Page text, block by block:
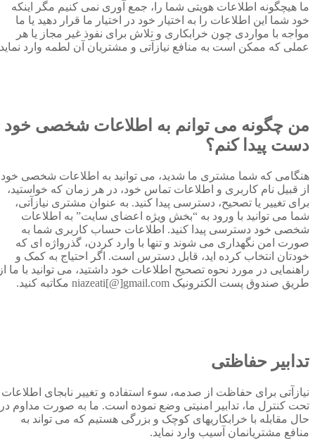
ما هیچگونه اطلاعات هویتی شما را، جمع آوری نمی کنیم مگر اینکه
خود شما این اطلاعات را به اختیار خود در اختیار ما قرار دهید یا ما
مواجه با مواردی چون خرابکاری و تلاش برای نفوذ غیر مجاز یا هر
عملی که ممکن است به منافع نیازآتی و مشتریان آن لطمه وارد نماید.
من چگونه می توانم به اطلاعات شخصی خود
دست پیدا کنم؟
هنگامی که شما مشتری ما شدید، می توانید به اطلاعات شخصی خود
از قبیل نام کاربری و اطلاعات تماس خود، در هر زمان که خواستید،
برای تغییر یا تصحیح، دسترسی پیدا کنید. به عنوان مشتری نیازآتی،
شما می توانید با ورود به “بخش ویژه اعضای سایت” به اطلاعات
شخصی خود دسترسی پیدا کنید. اطلاعات حساب کاربری شما به
صورت امن نگهداری می شوند و تنها با وارد کردن، گذرواژه ای که
خودتان انتخاب کرده اید، قابل دسترس است. اگر احتیاج به کمک و
راهنمایی در مورد نحوه تصحیح اطلاعات خود داشتید، می توانید با ما از
طریق صندوق پست الکترونیک niazeati[@]gmail.com مکاتبه کنید.
تدابیر حفاظتی
نیازآتی برای حفاظت از صدمه، سوء استفاده و تغییر نابجای اطلاعات
تحت کنترل ما، تدابیر امنیتی وضع نموده است. ما به صورت مداوم در
حال مقابله با خرابکاریهای کوچک و بزرگی هستیم که می تواند به
منافع مشتریانمان آسیب وارد نماید.